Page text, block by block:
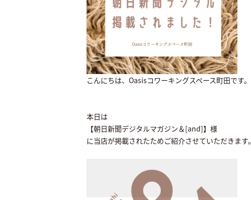
こんにちは、Oasisコワーキングスペース町田です。
本日は
【朝日新聞デジタルマガジン＆[and]】様
に当店が掲載されたためご紹介させていただきます。